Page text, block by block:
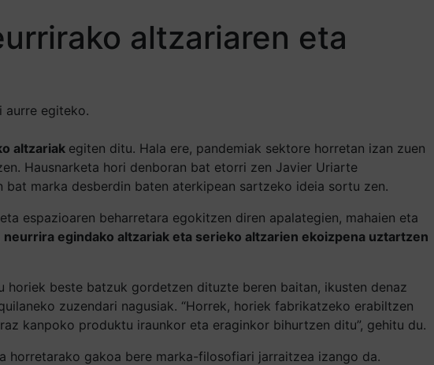
altzariaren eta
aurre egiteko.
altzariak egiten ditu. Hala ere, pandemiak sektore horretan izan zuen
Hausnarketa hori denboran bat etorri zen Javier Uriarte
marka desberdin baten aterkipean sartzeko ideia sortu zen.
espazioaren beharretara egokitzen diren apalategien, mahaien eta
neurrira egindako altzariak eta serieko altzarien ekoizpena uztartzen
beste batzuk gordetzen dituzte beren baitan, ikusten denaz
zuzendari nagusiak. “Horrek, horiek fabrikatzeko erabiltzen
kanpoko produktu iraunkor eta eraginkor bihurtzen ditu”, gehitu du.
horretarako gakoa bere marka-filosofiari jarraitzea izango da.